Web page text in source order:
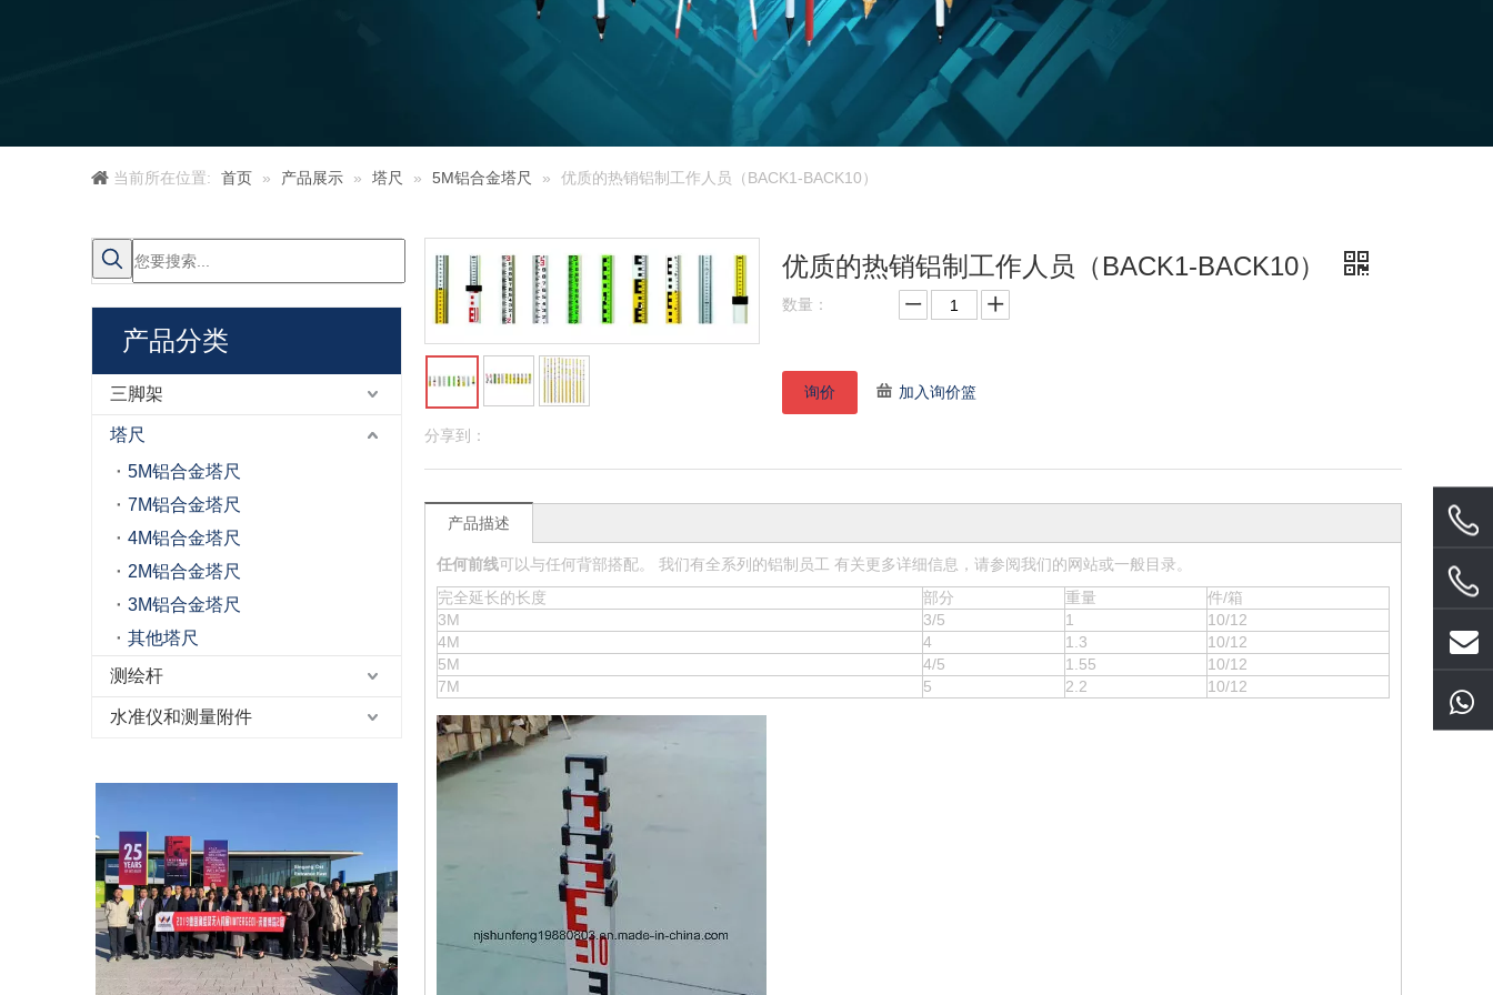
当前所在位置: 首页 » 产品展示 » 塔尺 » 5M铝合金塔尺 » 优质的热销铝制工作人员（BACK1-BACK10）
产品分类
三脚架
塔尺
5M铝合金塔尺
7M铝合金塔尺
4M铝合金塔尺
2M铝合金塔尺
3M铝合金塔尺
其他塔尺
测绘杆
水准仪和测量附件
分享到：
优质的热销铝制工作人员（BACK1-BACK10）
数量：
询价 加入询价篮
产品描述
任何前线可以与任何背部搭配。 我们有全系列的铝制员工 有关更多详细信息，请参阅我们的网站或一般目录。
完全延长的长度
部分 重量
件/箱
3M
3/5 1
10/12
4M
4 1.3
10/12
5M
4/5 1.55
10/12
7M
5 2.2 10/12